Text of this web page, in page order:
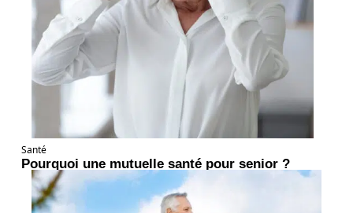
Santé
Pourquoi une mutuelle santé pour senior ?